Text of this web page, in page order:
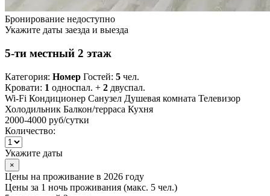
Бронирование недоступно
Укажите даты заезда и выезда
5-ти местный 2 этаж
Категория: Номер Гостей: 5 чел.
Кровати: 1 односпал. + 2 двуспал.
Wi-Fi Кондиционер Санузел Душевая комната Телевизор
Холодильник Балкон/терраса Кухня
2000-4000 руб/сутки
Количество:
Укажите даты
×
Цены на проживание в 2026 году
Цены за 1 ночь проживания (макс. 5 чел.)